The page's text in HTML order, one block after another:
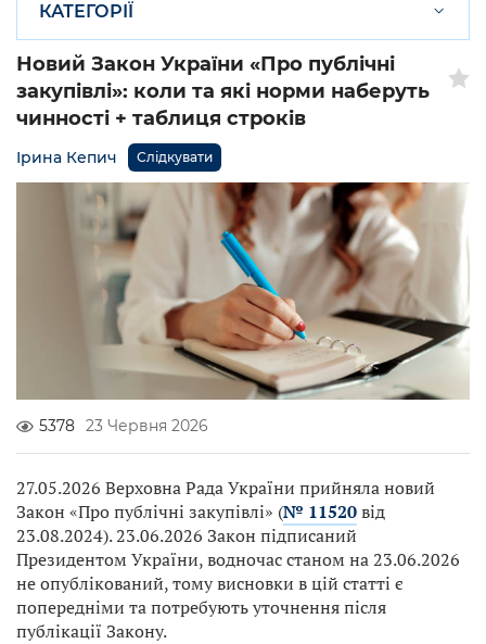
КАТЕГОРІЇ
Новий Закон України «Про публічні
закупівлі»: коли та які норми наберуть
чинності + таблиця строків
Ірина Кепич Слідкувати
5378 23 Червня 2026
27.05.2026 Верховна Рада України прийняла новий
Закон «Про публічні закупівлі» (№ 11520від
23.08.2024). 23.06.2026 Закон підписаний
Президентом України, водночас станом на 23.06.2026
не опублікований, тому висновки в цій статті є
попередніми та потребують уточнення після
публікації Закону.